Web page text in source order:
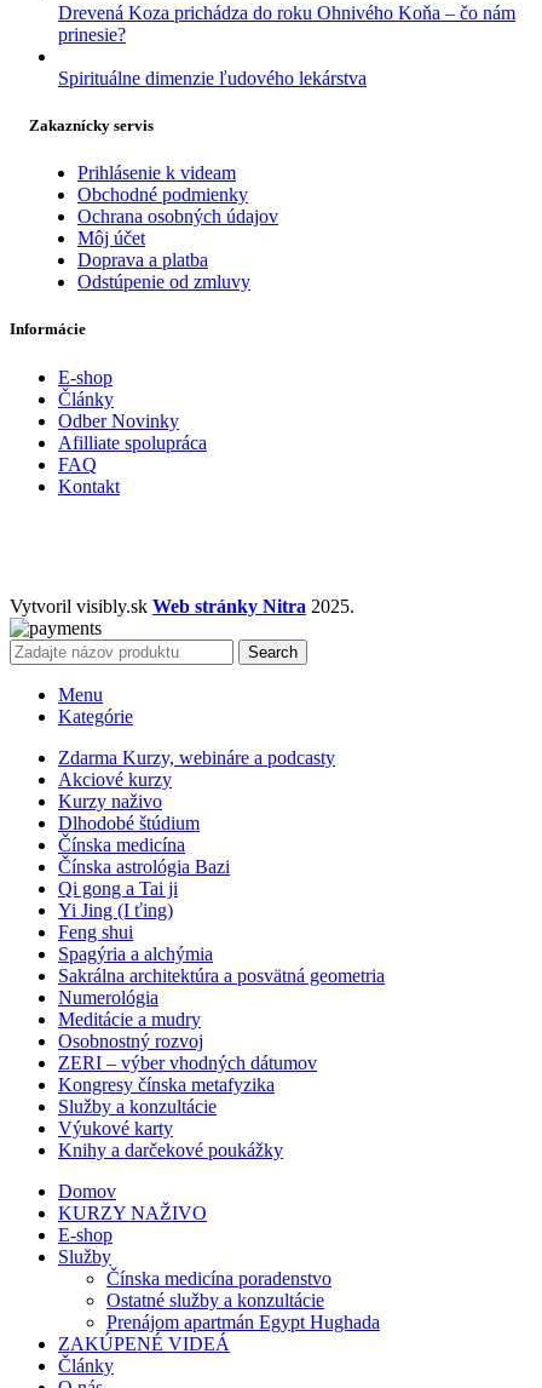
Drevená Koza prichádza do roku Ohnivého Koňa – čo nám
prinesie?
Spirituálne dimenzie ľudového lekárstva
Zakaznícky servis
Prihlásenie k videam
Obchodné podmienky
Ochrana osobných údajov
Môj účet
Doprava a platba
Odstúpenie od zmluvy
Informácie
E-shop
Články
Odber Novinky
Afilliate spolupráca
FAQ
Kontakt
Vytvoril visibly.sk Web stránky Nitra 2025.
Search
Menu
Kategórie
Zdarma Kurzy, webináre a podcasty
Akciové kurzy
Kurzy naživo
Dlhodobé štúdium
Čínska medicína
Čínska astrológia Bazi
Qi gong a Tai ji
Yi Jing (I ťing)
Feng shui
Spagýria a alchýmia
Sakrálna architektúra a posvätná geometria
Numerológia
Meditácie a mudry
Osobnostný rozvoj
ZERI – výber vhodných dátumov
Kongresy čínska metafyzika
Služby a konzultácie
Výukové karty
Knihy a darčekové poukážky
Domov
KURZY NAŽIVO
E-shop
Služby
Čínska medicína poradenstvo
Ostatné služby a konzultácie
Prenájom apartmán Egypt Hughada
ZAKÚPENÉ VIDEÁ
Články